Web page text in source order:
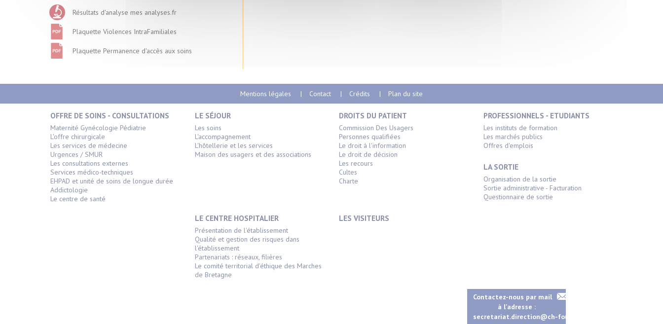
Résultats d'analyse mes analyses.fr
Plaquette Violences IntraFamiliales
Plaquette Permanence d'accès aux soins
Mentions légales Contact Crédits Plan du site
OFFRE DE SOINS - CONSULTATIONS
Maternité Gynécologie Pédiatrie
L'offre chirurgicale
Les services de médecine
Urgences / SMUR
Les consultations externes
Services médico-techniques
EHPAD et unité de soins de longue durée
Addictologie
Le centre de santé
LE SÉJOUR
Les soins
L'accompagnement
L'hôtellerie et les services
Maison des usagers et des associations
DROITS DU PATIENT
Commission Des Usagers
Personnes qualifiées
Le droit à l'information
Le droit de décision
Les recours
Cultes
Charte
PROFESSIONNELS - ETUDIANTS
Les instituts de formation
Les marchés publics
Offres d'emplois
LA SORTIE
Organisation de la sortie
Sortie administrative - Facturation
Questionnaire de sortie
LE CENTRE HOSPITALIER
Présentation de l'établissement
Qualité et gestion des risques dans
l'établissement
Partenariats : réseaux, filières
Le comité territorial d'éthique des Marches
de Bretagne
LES VISITEURS
Contactez-nous par mail
à l'adresse :
secretariat.direction@ch-fougeres.fr